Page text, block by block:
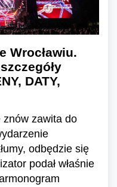
Wrocławiu.
DATY,
zawita do
odbędzie się
podał właśnie